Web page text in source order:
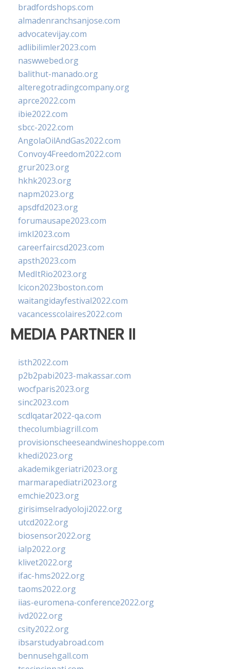
bradfordshops.com
almadenranchsanjose.com
advocatevijay.com
adlibilimler2023.com
naswwebed.org
balithut-manado.org
alteregotradingcompany.org
aprce2022.com
ibie2022.com
sbcc-2022.com
AngolaOilAndGas2022.com
Convoy4Freedom2022.com
grur2023.org
hkhk2023.org
napm2023.org
apsdfd2023.org
forumausape2023.com
imkl2023.com
careerfaircsd2023.com
apsth2023.com
MedItRio2023.org
lcicon2023boston.com
waitangidayfestival2022.com
vacancesscolaires2022.com
MEDIA PARTNER II
isth2022.com
p2b2pabi2023-makassar.com
wocfparis2023.org
sinc2023.com
scdlqatar2022-qa.com
thecolumbiagrill.com
provisionscheeseandwineshoppe.com
khedi2023.org
akademikgeriatri2023.org
marmarapediatri2023.org
emchie2023.org
girisimselradyoloji2022.org
utcd2022.org
biosensor2022.org
ialp2022.org
klivet2022.org
ifac-hms2022.org
taoms2022.org
iias-euromena-conference2022.org
ivd2022.org
csity2022.org
ibsarstudyabroad.com
bennusehgall.com